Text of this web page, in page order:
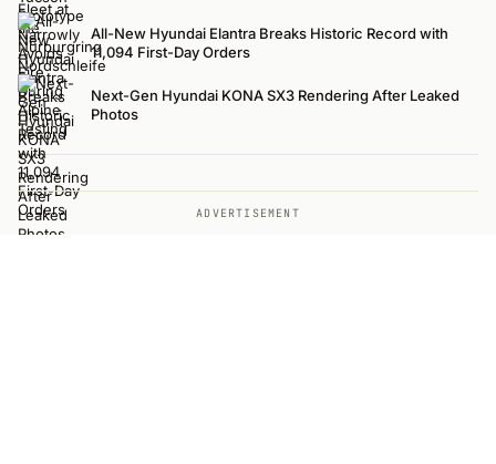
All-New Hyundai Elantra Breaks Historic Record with
11,094 First-Day Orders
Next-Gen Hyundai KONA SX3 Rendering After Leaked
Photos
ADVERTISEMENT